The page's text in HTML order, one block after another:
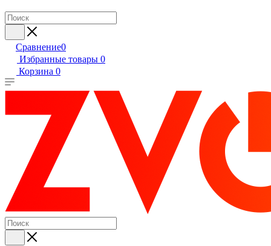
Сравнение0
Избранные товары 0
Корзина 0